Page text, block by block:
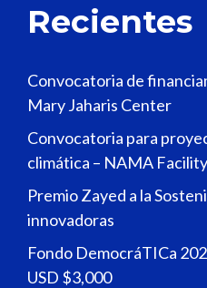
Recientes
Convocatoria de
Mary Jaharis Center
Convocatoria para
climática – NAMA Facility
Premio Zayed a la
innovadoras
Fondo DemocráTICa
USD $3,000